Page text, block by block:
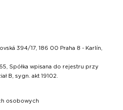
394/17, 186 00 Praha 8 - Karlín,
Spółka wpisana do rejestru przy
B, sygn. akt 19102.
osobowych